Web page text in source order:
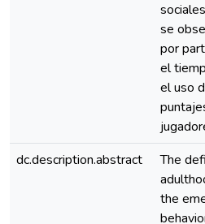
se
por
el
el uso
dc.description.abstract
The
the